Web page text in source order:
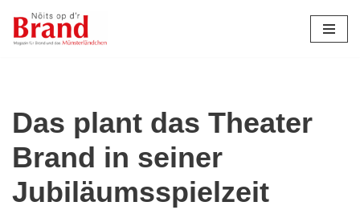
Zum
Das plant das Theater
Brand in seiner
Jubiläumsspielzeit